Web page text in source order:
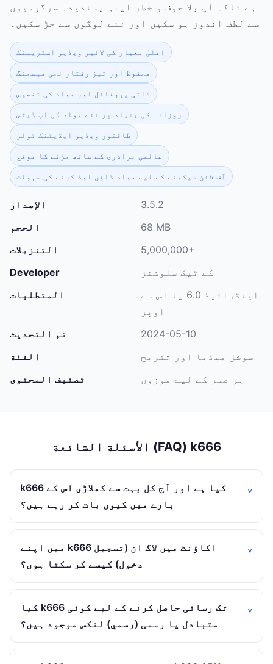
ہے تاکہ آپ بلا خوف و خطر اپنی پسندیدہ سرگرمیوں
سے لطف اندوز ہو سکیں اور نئے لوگوں سے جڑ سکیں۔
اعلیٰ معیار کی لائیو ویڈیو اسٹریمنگ
محفوظ اور تیز رفتار نجی میسجنگ
ذاتی پروفائل اور مواد کی تخصیص
روزانہ کی بنیاد پر نئے مواد کی اپ ڈیٹس
طاقتور ویڈیو ایڈیٹنگ ٹولز
عالمی برادری کے ساتھ جڑنے کا موقع
آف لائن دیکھنے کے لیے مواد ڈاؤن لوڈ کرنے کی سہولت
الإصدار
3.5.2
الحجم
68 MB
التنزيلات
5,000,000+
Developer
کے ٹیک سلوشنز
المتطلبات
اینڈرائیڈ 6.0 یا اس سے
اوپر
تم التحديث
2024-05-10
الفئة
سوشل میڈیا اور تفریح
تصنيف المحتوى
ہر عمر کے لیے موزوں
الأسئلة الشائعة (FAQ) k666
k666 کیا ہے اور آج کل بہت سے کھلاڑی اس کے
بارے میں کیوں بات کر رہے ہیں؟
میں اپنے k666 اکاؤنٹ میں لاگ ان (تسجيل
دخول) کیسے کر سکتا ہوں؟
کیا k666 تک رسائی حاصل کرنے کے لیے کوئی
متبادل یا رسمی (رسمي) لنکس موجود ہیں؟